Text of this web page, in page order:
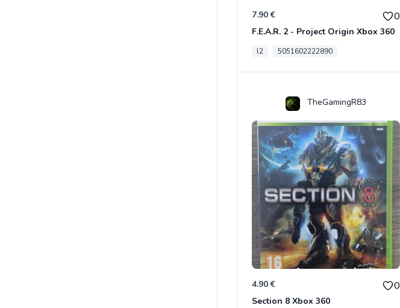
7.90 € 0
F.E.A.R. 2 - Project Origin Xbox 360
l2 5051602222890
TheGamingR83
4.90 € 0
Section 8 Xbox 360